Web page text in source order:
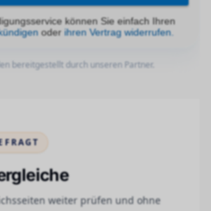
bereitgestellt durch unseren Partner.
weiter prüfen und ohne